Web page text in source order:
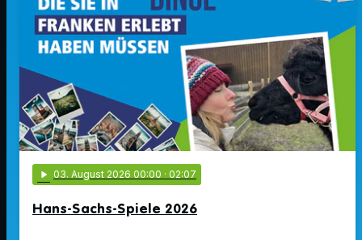
play_arrow 03. August 2026 00:00 · 02:07
Hans-Sachs-Spiele 2026